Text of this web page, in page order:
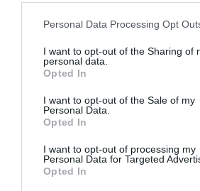
Please note that this website/app uses
not limited to your visit or usage
grant or deny consent to Google and
use your data for below specified
consent section.
Personal Data Processing Opt
I want to opt-out of the Sharing of
personal data.
Opted In
I want to opt-out of the Sale of my
Personal Data.
Opted In
I want to opt-out of processing my
Personal Data for Targeted
Opted In
Automatizált
könnyebbé a
2021. május 20 |